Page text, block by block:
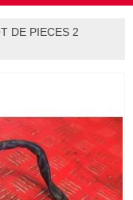
DE PIECES 2